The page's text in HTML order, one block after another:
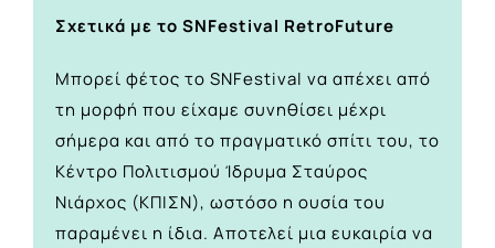
Σχετικά με το SNFestival RetroFuture
Μπορεί φέτος το SNFestival να απέχει από
τη μορφή που είχαμε συνηθίσει μέχρι
σήμερα και από το πραγματικό σπίτι του, το
Κέντρο Πολιτισμού Ίδρυμα Σταύρος
Νιάρχος (ΚΠΙΣΝ), ωστόσο η ουσία του
παραμένει η ίδια. Αποτελεί μια ευκαιρία να